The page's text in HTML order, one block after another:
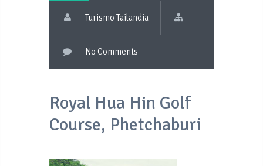
Turismo Tailandia
No Comments
Royal Hua Hin Golf
Course, Phetchaburi